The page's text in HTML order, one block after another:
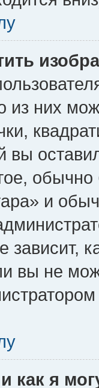
из них
вы
и
зависит,
вы не
как я